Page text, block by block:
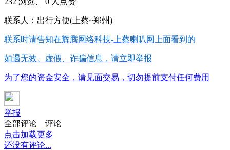
联系人：出行方便(上蔡~郑州)
联系时请告知在辉腾网络科技-上蔡喇叭网 上面看到的
如遇无效、虚假、诈骗信息，请立即举报
为了您的资金安全，请见面交易，切勿提前支付任何费用
举报
全部评论
评论
点击加载更多
还没有评论...